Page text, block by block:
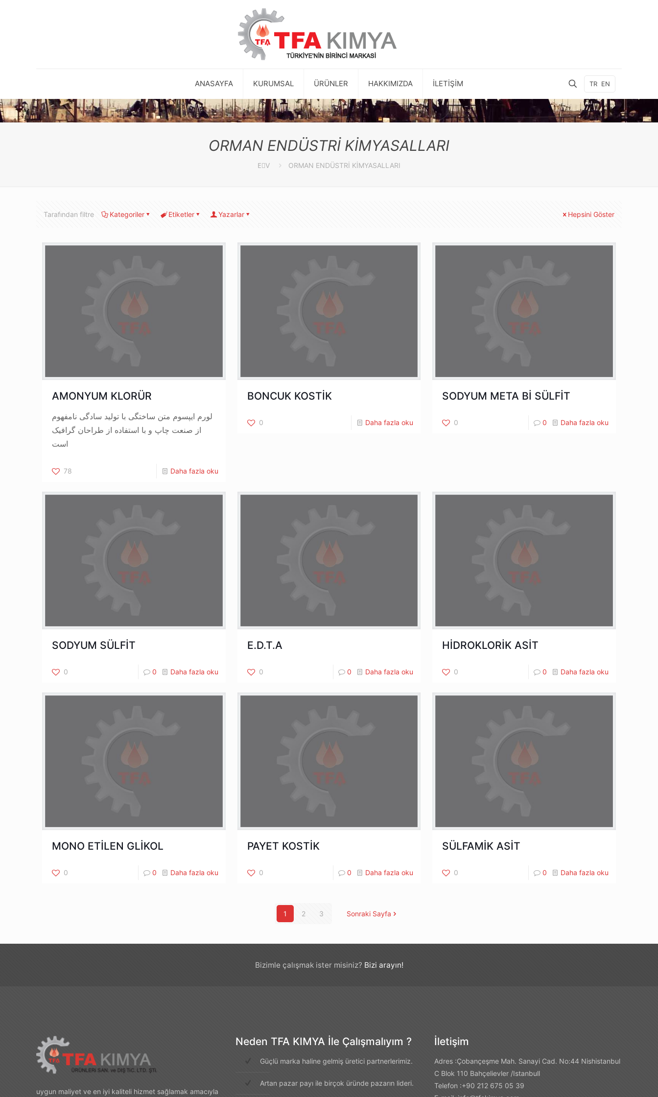
ANASAYFA KURUMSAL ÜRÜNLER HAKKIMIZDA İLETİŞİM TR EN
ORMAN ENDÜSTRİ KİMYASALLARI
EٰV ORMAN ENDÜSTRİ KİMYASALLARI
Tarafından filtre Kategoriler Etiketler Yazarlar Hepsini Göster
AMONYUM KLORÜR
لورم ایپسوم متن ساختگی با تولید سادگی نامفهوم
از صنعت چاپ و با استفاده از طراحان گرافیک
است
78 Daha fazla oku
BONCUK KOSTİK
0 Daha fazla oku
SODYUM META Bİ SÜLFİT
0 0 Daha fazla oku
SODYUM SÜLFİT
0 0 Daha fazla oku
E.D.T.A
0 0 Daha fazla oku
HİDROKLORİK ASİT
0 0 Daha fazla oku
MONO ETİLEN GLİKOL
0 0 Daha fazla oku
PAYET KOSTİK
0 0 Daha fazla oku
SÜLFAMİK ASİT
0 0 Daha fazla oku
1 2 3 Sonraki Sayfa
Bizimle çalışmak ister misiniz? Bizi arayın!
uygun maliyet ve en iyi kaliteli hizmet sağlamak amacıyla
Neden TFA KIMYA İle Çalışmalıyım ?
Güçlü marka haline gelmiş üretici partnerlerimiz.
Artan pazar payı ile birçok üründe pazarın lideri.
İletişim
Adres :Çobançeşme Mah. Sanayi Cad. No:44 Nishistanbul
C Blok 110 Bahçelievler /Istanbull
Telefon :+90 212 675 05 39